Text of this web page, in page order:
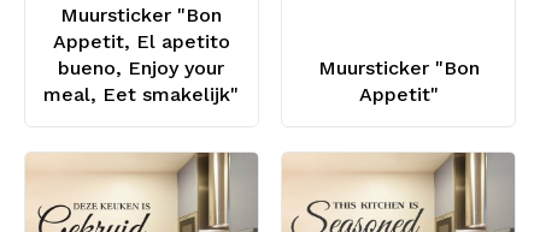
Muursticker "Bon
Appetit, El apetito
bueno, Enjoy your
meal, Eet smakelijk"
Muursticker "Bon
Appetit"